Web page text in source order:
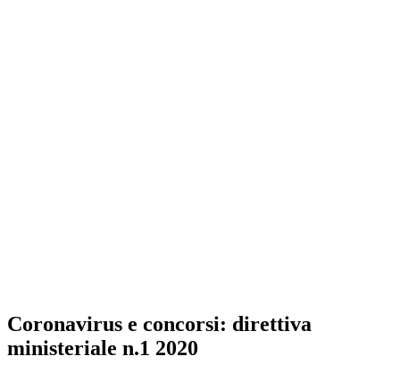
Coronavirus e concorsi: direttiva
ministeriale n.1 2020